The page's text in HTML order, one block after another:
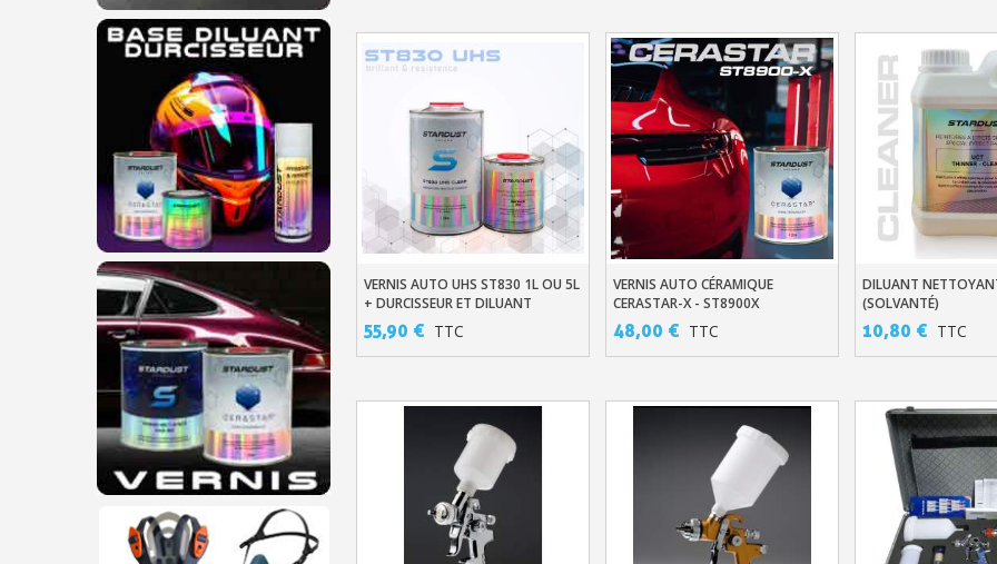
Livraison offerte en France
Paiement en 4x sans
Votre devis en ligne
Partagez vos créations et
Ajouter Au Panier
VERNIS AUTO UHS ST830 1L OU 5L
+ DURCISSEUR ET DILUANT
55,90 € TTC
Ajouter Au Panier
VERNIS AUTO CÉRAMIQUE
CERASTAR-X - ST8900X
48,00 € TTC
Ajouter Au
DILUANT
(SOLVANTÉ)
10,80 € TTC